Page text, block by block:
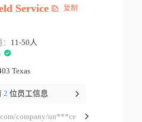
Service 复制
11-50人
Texas
2 位员工信息
company/un***ce